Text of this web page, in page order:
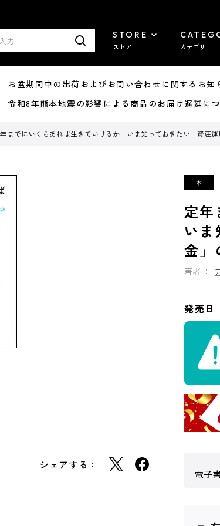
STORE
ストア カテゴリ
盆期間中の出荷およびお問い合わせに関するお知
和8年熊本地震の影響による商品のお届け遅延に
までにいくらあれば生きていけるか いま知っておきたい「資産運
シェアする：
定
い
金」
著者：
発売日
電子